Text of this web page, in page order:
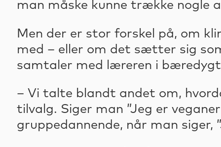
man måske kunne trække nogle
Men der er stor forskel på, om
med – eller om det sætter sig
samtaler med læreren i
– Vi talte blandt andet om,
tilvalg. Siger man ”Jeg er
gruppedannende, når man siger,